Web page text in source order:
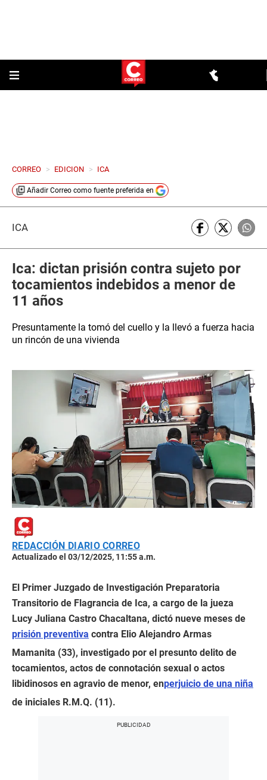
CORREO > EDICION > ICA
Añadir Correo como fuente preferida en
ICA
Ica: dictan prisión contra sujeto por
tocamientos indebidos a menor de
11 años
Presuntamente la tomó del cuello y la llevó a fuerza hacia
un rincón de una vivienda
REDACCIÓN DIARIO CORREO
Actualizado el 03/12/2025, 11:55 a.m.
El Primer Juzgado de Investigación Preparatoria
Transitorio de Flagrancia de Ica, a cargo de la jueza
Lucy Juliana Castro Chacaltana, dictó nueve meses de
prisión preventiva contra Elio Alejandro Armas
Mamanita (33), investigado por el presunto delito de
tocamientos, actos de connotación sexual o actos
libidinosos en agravio de menor, enperjuicio de una niña
de iniciales R.M.Q. (11).